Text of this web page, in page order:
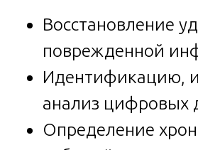
Восстановление
поврежденной
Идентификацию,
анализ цифровых
Определение